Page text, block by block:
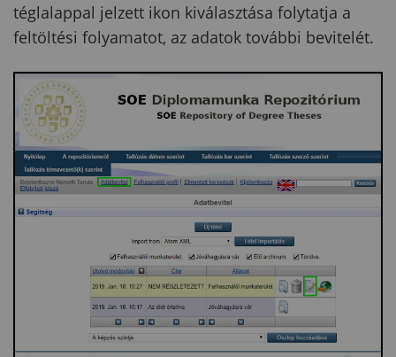
téglalappal jelzett ikon kiválasztása folytatja a
feltöltési folyamatot, az adatok további bevitelét.